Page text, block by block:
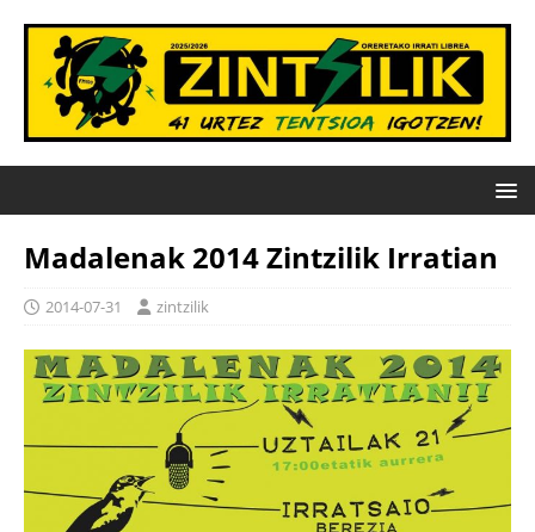
Madalenak 2014 Zintzilik Irratian
2014-07-31 zintzilik